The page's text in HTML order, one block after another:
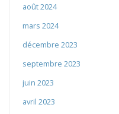
août 2024
mars 2024
décembre 2023
septembre 2023
juin 2023
avril 2023